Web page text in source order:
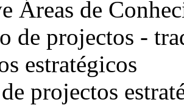
Áreas de
de projectos -
estratégicos
projectos